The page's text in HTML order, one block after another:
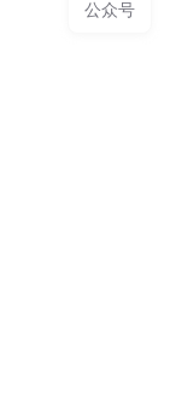
公众号